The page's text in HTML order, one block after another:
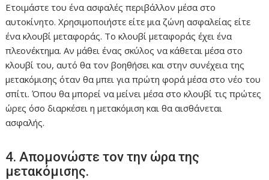
Ετοιμάστε του ένα ασφαλές περιβάλλον μέσα στο
αυτοκίνητο. Χρησιμοποιήστε είτε μια ζώνη ασφαλείας είτε
ένα κλουβί μεταφοράς. Το κλουβί μεταφοράς έχει ένα
πλεονέκτημα. Αν μάθει ένας σκύλος να κάθεται μέσα στο
κλουβί του, αυτό θα τον βοηθήσει και στην συνέχεια της
μετακόμισης όταν θα μπει για πρώτη φορά μέσα στο νέο του
σπίτι. Όπου θα μπορεί να μείνει μέσα στο κλουβί τις πρώτες
ώρες όσο διαρκέσει η μετακόμιση και θα αισθάνεται
ασφαλής.
4. Απομονώστε τον την ώρα της
μετακόμισης.